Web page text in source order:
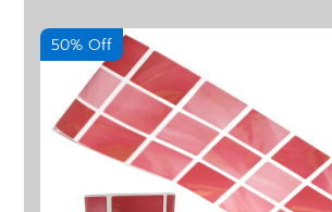
50% Off